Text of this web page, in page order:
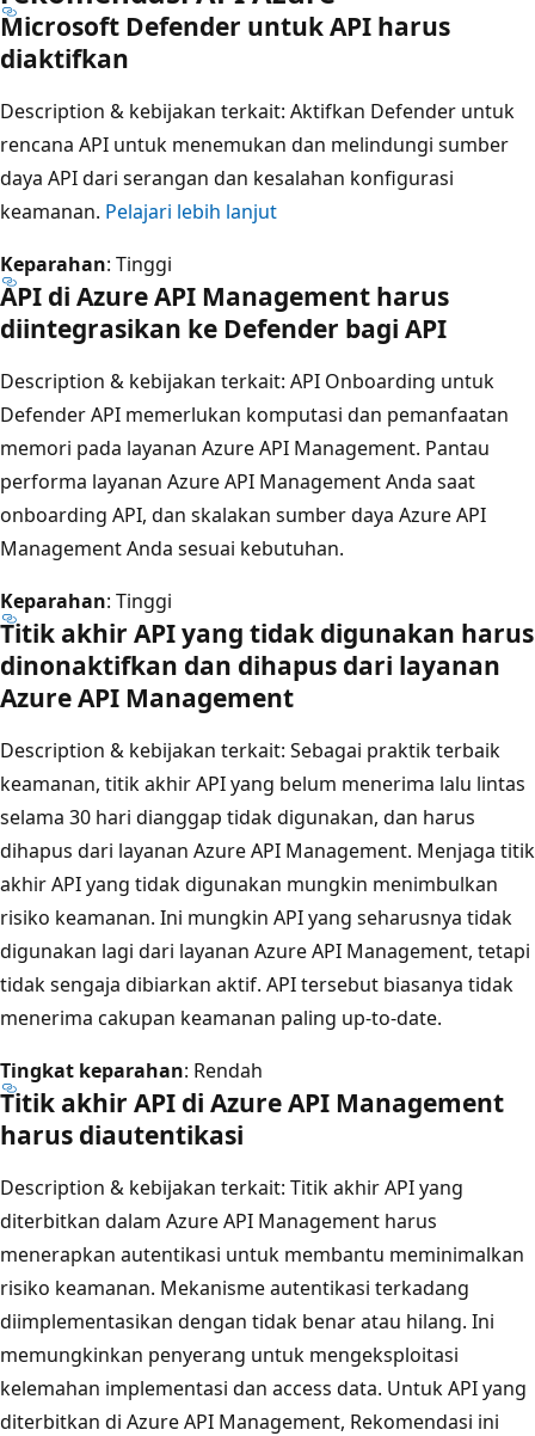
Microsoft Defender untuk API harus
diaktifkan
Description & kebijakan terkait: Aktifkan Defender untuk
rencana API untuk menemukan dan melindungi sumber
daya API dari serangan dan kesalahan konfigurasi
keamanan. Pelajari lebih lanjut
Keparahan: Tinggi
API di Azure API Management harus
diintegrasikan ke Defender bagi API
Description & kebijakan terkait: API Onboarding untuk
Defender API memerlukan komputasi dan pemanfaatan
memori pada layanan Azure API Management. Pantau
performa layanan Azure API Management Anda saat
onboarding API, dan skalakan sumber daya Azure API
Management Anda sesuai kebutuhan.
Keparahan: Tinggi
Titik akhir API yang tidak digunakan harus
dinonaktifkan dan dihapus dari layanan
Azure API Management
Description & kebijakan terkait: Sebagai praktik terbaik
keamanan, titik akhir API yang belum menerima lalu lintas
selama 30 hari dianggap tidak digunakan, dan harus
dihapus dari layanan Azure API Management. Menjaga titik
akhir API yang tidak digunakan mungkin menimbulkan
risiko keamanan. Ini mungkin API yang seharusnya tidak
digunakan lagi dari layanan Azure API Management, tetapi
tidak sengaja dibiarkan aktif. API tersebut biasanya tidak
menerima cakupan keamanan paling up-to-date.
Tingkat keparahan: Rendah
Titik akhir API di Azure API Management
harus diautentikasi
Description & kebijakan terkait: Titik akhir API yang
diterbitkan dalam Azure API Management harus
menerapkan autentikasi untuk membantu meminimalkan
risiko keamanan. Mekanisme autentikasi terkadang
diimplementasikan dengan tidak benar atau hilang. Ini
memungkinkan penyerang untuk mengeksploitasi
kelemahan implementasi dan access data. Untuk API yang
diterbitkan di Azure API Management, Rekomendasi ini